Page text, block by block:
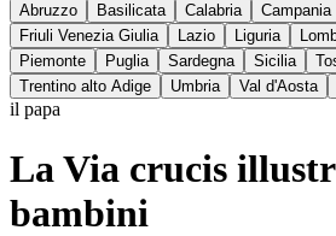
Abruzzo Basilicata Calabria Campania
Friuli Venezia Giulia
Lazio Liguria
Piemonte
Puglia Sardegna Sicilia
Trentino alto Adige
Umbria Val d'Aosta
il papa
La Via crucis
bambini